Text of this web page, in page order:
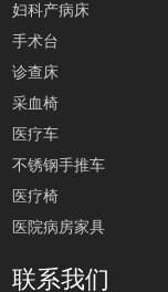
妇科产病床
手术台
诊查床
采血椅
医疗车
不锈钢手推车
医疗椅
医院病房家具
联系我们